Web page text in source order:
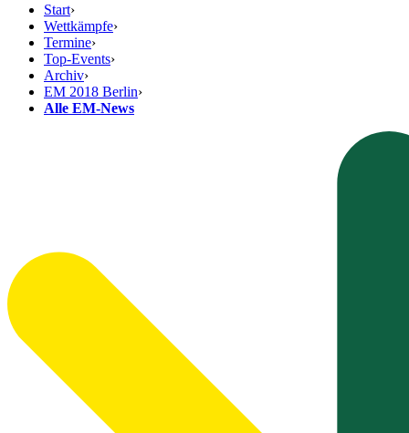
Start›
Wettkämpfe›
Termine›
Top-Events›
Archiv›
EM 2018 Berlin›
Alle EM-News